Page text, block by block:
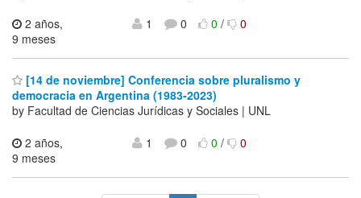
2 años,
9 meses
1 0 0/ 0
[14 de noviembre] Conferencia sobre pluralismo y
democracia en Argentina (1983-2023)
by Facultad de Ciencias Jurídicas y Sociales | UNL
2 años,
9 meses
1 0 0/ 0